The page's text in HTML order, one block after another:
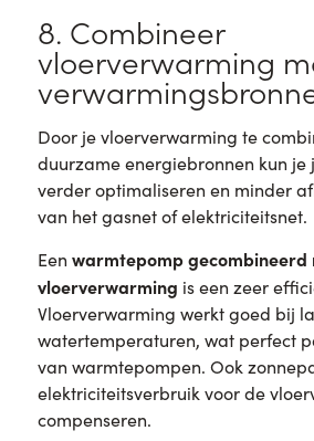
8. Combineer
vloerverwarming
Door je vloerverwarming te
duurzame energiebronnen kun je
verder optimaliseren en minder
van het gasnet of elektriciteitsnet.
Een warmtepomp gecombineerd
vloerverwarming is een zeer
Vloerverwarming werkt goed bij
watertemperaturen, wat perfect
van warmtepompen. Ook
elektriciteitsverbruik voor de
compenseren.